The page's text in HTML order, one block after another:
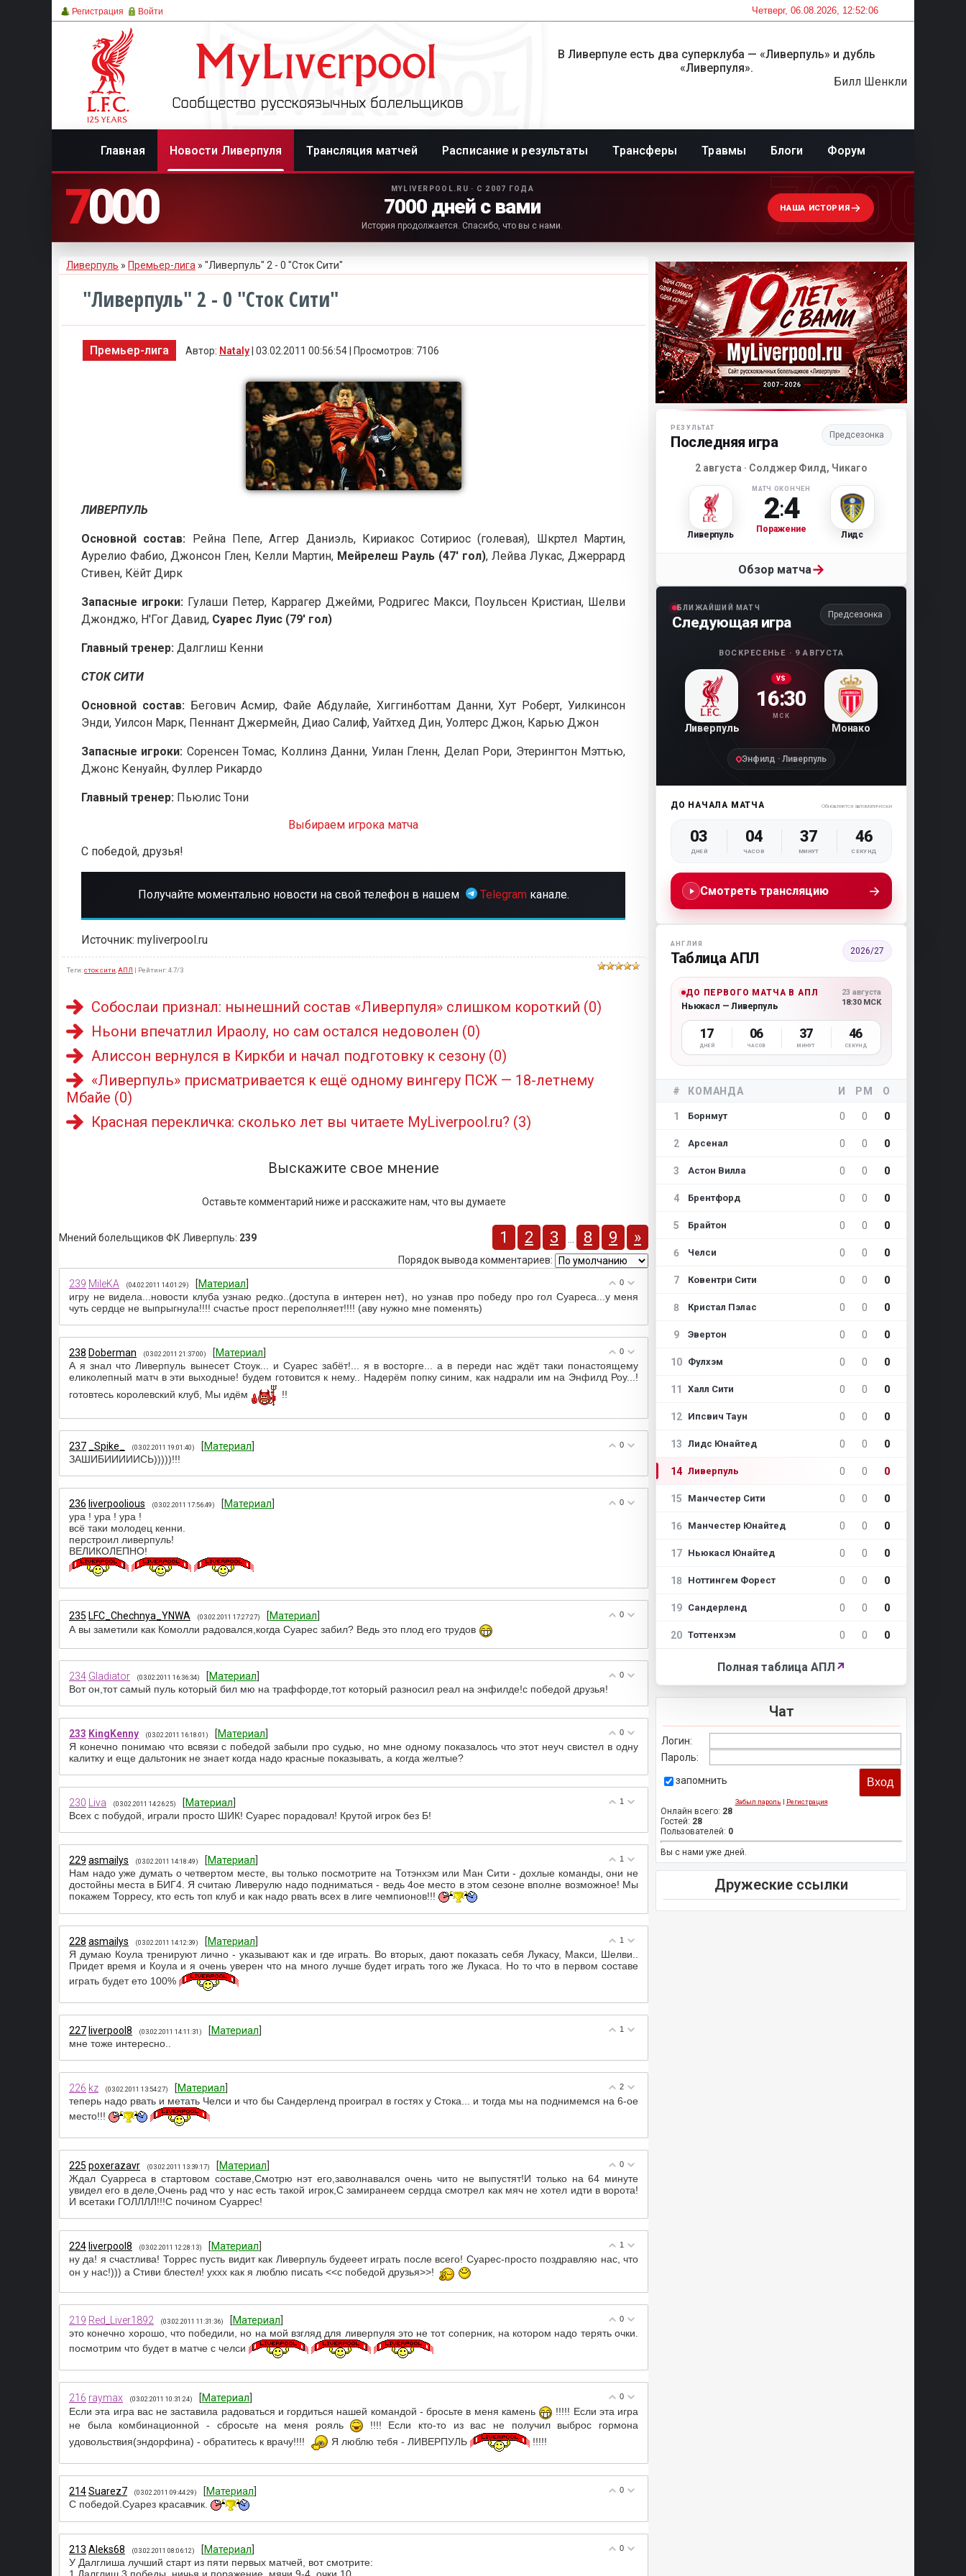
Четверг, 06.08.2026, 12:52:06
Регистрация Войти
В Ливерпуле есть два суперклуба — «Ливерпуль» и дубль
«Ливерпуля».
Билл Шенкли
Главная Новости Ливерпуля Трансляция матчей Расписание и результаты Трансферы Травмы Блоги Форум
7000
7000 MYLIVERPOOL.RU · С 2007 ГОДА
7000 дней с вами
История продолжается. Спасибо, что вы с нами.
НАША ИСТОРИЯ
Ливерпуль » Премьер-лига » "Ливерпуль" 2 - 0 "Сток Сити"
"Ливерпуль" 2 - 0 "Сток Сити"
Премьер-лига Автор: Nataly | 03.02.2011 00:56:54 | Просмотров: 7106
ЛИВЕРПУЛЬ
Основной состав: Рейна Пепе, Аггер Даниэль, Кириакос Сотириос (голевая), Шкртел Мартин,
Аурелио Фабио, Джонсон Глен, Келли Мартин, Мейрелеш Рауль (47' гол), Лейва Лукас, Джеррард
Стивен, Кёйт Дирк
Запасные игроки:Гулаши Петер, Каррагер Джейми, Родригес Макси, Поульсен Кристиан, Шелви
Джонджо, Н'Гог Давид, Суарес Луис (79' гол)
Главный тренер: Далглиш Кенни
СТОК СИТИ
Основной состав:Бегович Асмир, Файе Абдулайе, Хиггинботтам Данни, Хут Роберт, Уилкинсон
Энди, Уилсон Марк, Пеннант Джермейн, Диао Салиф, Уайтхед Дин, Уолтерс Джон, Карью Джон
Запасные игроки: Соренсен Томас, Коллинз Данни, Уилан Гленн, Делап Рори, Этерингтон Мэттью,
Джонс Кенуайн, Фуллер Рикардо
Главный тренер: Пьюлис Тони
Выбираем игрока матча
С победой, друзья!
Получайте моментально новости на свой телефон в нашем Telegramканале.
Источник: myliverpool.ru
Теги:сток сити АПЛ | Рейтинг:4.7/3
Собослаи признал: нынешний состав «Ливерпуля» слишком короткий (0)
Ньони впечатлил Ираолу, но сам остался недоволен (0)
Алиссон вернулся в Киркби и начал подготовку к сезону (0)
«Ливерпуль» присматривается к ещё одному вингеру ПСЖ — 18-летнему
Мбайе (0)
Красная перекличка: сколько лет вы читаете MyLiverpool.ru? (3)
Выскажите свое мнение
Оставьте комментарий ниже и расскажите нам, что вы думаете
Мнений болельщиков ФК Ливерпуль: 239 1 2 3 8 9 »
Порядок вывода комментариев:
0
239 MileKA (04.02.2011 14:01:29) [Материал
игру не видела...новости клуба узнаю редко..(доступа в интерен нет), но узнав про победу про гол Суареса...у меня
чуть сердце не выпрыгнула!!!! счастье прост переполняет!!!! (аву нужно мне поменять)
0
238 Doberman (03.02.2011 21:37:00) [Материал
А я знал что Ливерпуль вынесет Стоук... и Суарес забёт!... я в восторге... а в переди нас ждёт таки понастоящему
еликолепный матч в эти выходные! будем готовится к нему.. Надерём попку синим, как надрали им на Энфилд Роу...!
готовтесь королевский клуб, Мы идём
!!
0
237 _Spike_ (03.02.2011 19:01:40) [Материал
ЗАШИБИИИИИСЬ)))))!!!
0
236 liverpoolious (03.02.2011 17:56:49) [Материал
ура ! ура ! ура !
всё таки молодец кенни.
перстроил ливерпуль!
ВЕЛИКОЛЕПНО!
0
235 LFC_Chechnya_YNWA (03.02.2011 17:27:27) [Материал
А вы заметили как Комолли радовался,когда Суарес забил? Ведь это плод его трудов
0
234 Gladiator (03.02.2011 16:36:34) [Материал
Вот он,тот самый пуль который бил мю на траффорде,тот который разносил реал на энфилде!с победой друзья!
0
233 KingKenny (03.02.2011 16:18:01) [Материал
Я конечно понимаю что всвязи с победой забыли про судью, но мне одному показалось что этот неуч свистел в одну
калитку и еще дальтоник не знает когда надо красные показывать, а когда желтые?
1
230 Liva (03.02.2011 14:26:25) [Материал
Всех с побудой, играли просто ШИК! Суарес порадовал! Крутой игрок без Б!
1
229 asmailys (03.02.2011 14:18:49) [Материал
Нам надо уже думать о четвертом месте, вы только посмотрите на Тотэнхэм или Ман Сити - дохлые команды, они не
достойны места в БИГ4. Я считаю Ливерулю надо подниматься - ведь 4ое место в этом сезоне вполне возможное! Мы
покажем Торресу, кто есть топ клуб и как надо рвать всех в лиге чемпионов!!!
1
228 asmailys (03.02.2011 14:12:39) [Материал
Я думаю Коула тренируют лично - указывают как и где играть. Во вторых, дают показать себя Лукасу, Макси, Шелви..
Придет время и Коула и я очень уверен что на много лучше будет играть того же Лукаса. Но то что в первом составе
играть будет ето 100%
1
227 liverpool8 (03.02.2011 14:11:31) [Материал
мне тоже интересно..
2
226 kz (03.02.2011 13:54:27) [Материал
теперь надо рвать и метать Челси и что бы Сандерленд проиграл в гостях у Стока... и тогда мы на поднимемся на 6-ое
место!!!
0
225 poxerazavr (03.02.2011 13:39:17) [Материал
Ждал Суарреса в стартовом составе,Смотрю нэт его,заволнавался очень чито не выпустят!И только на 64 минуте
увидел его в деле,Очень рад что у нас есть такой игрок,С замиранеем сердца смотрел как мяч не хотел идти в ворота!
И всетаки ГОЛЛЛЛ!!!С почином Суаррес!
1
224 liverpool8 (03.02.2011 12:28:13) [Материал
ну да! я счастлива! Торрес пусть видит как Ливерпуль будееет играть после всего! Суарес-просто поздравляю нас, что
он у нас!))) а Стиви блестел! уххх как я люблю писать <<с победой друзья>>!
0
219 Red_Liver1892 (03.02.2011 11:31:36) [Материал
это конечно хорошо, что победили, но на мой взгляд для ливерпуля это не тот соперник, на котором надо терять очки.
посмотрим что будет в матче с челси
0
216 raymax (03.02.2011 10:31:24) [Материал
Если эта игра вас не заставила радоваться и гордиться нашей командой - бросьте в меня камень
!!!!! Если эта игра
не была комбинационной - сбросьте на меня рояль
!!!! Если кто-то из вас не получил выброс гормона
удовольствия(эндорфина) - обратитесь к врачу!!!!
Я люблю тебя - ЛИВЕРПУЛЬ !!!!!
0
214Suarez7 (03.02.2011 09:44:29) [Материал
С победой.Суарез красавчик.
0
213 Aleks68 (03.02.2011 08:06:12) [Материал
У Далглиша лучший старт из пяти первых матчей, вот смотрите:
Матч-центр «Ливерпуля»
РЕЗУЛЬТАТ
Последняя игра Предсезонка
2 августа · Солджер Филд, Чикаго
Ливерпуль
МАТЧ ОКОНЧЕН
2:4
Поражение
Лидс
Обзор матча→
БЛИЖАЙШИЙ МАТЧ
Следующая игра Предсезонка
ВОСКРЕСЕНЬЕ · 9 АВГУСТА
Ливерпуль
VS
16:30
МСК
Монако
Энфилд · Ливерпуль
ДО НАЧАЛА МАТЧА Обновляется автоматически
03
ДНЕЙ
04
ЧАСОВ
37
МИНУТ
45
СЕКУНД
Смотреть трансляцию →
АНГЛИЯ
Таблица АПЛ 2026/27
ДО ПЕРВОГО МАТЧА В АПЛ
Ньюкасл — Ливерпуль
23 августа
18:30 МСК
17
ДНЕЙ
06
ЧАСОВ
37
МИНУТ
45
СЕКУНД
# КОМАНДА И РМ О
1 Борнмут 0 0 0
2 Арсенал 0 0 0
3 Астон Вилла 0 0 0
4 Брентфорд 0 0 0
5 Брайтон 0 0 0
6 Челси 0 0 0
7 Ковентри Сити 0 0 0
8 Кристал Пэлас 0 0 0
9 Эвертон 0 0 0
10 Фулхэм 0 0 0
11 Халл Сити 0 0 0
12 Ипсвич Таун 0 0 0
13 Лидс Юнайтед 0 0 0
14 Ливерпуль 0 0 0
15 Манчестер Сити 0 0 0
16 Манчестер Юнайтед 0 0 0
17 Ньюкасл Юнайтед 0 0 0
18 Ноттингем Форест 0 0 0
19 Сандерленд 0 0 0
20 Тоттенхэм 0 0 0
Полная таблица АПЛ ↗
Чат
Логин:
Пароль:
запомнить
Забыл пароль | Регистрация
Онлайн всего: 28
Гостей: 28
Пользователей: 0
Вы с нами уже дней.
Дружеские ссылки